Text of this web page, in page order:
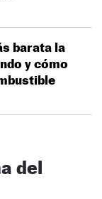
barata la
y cómo
del